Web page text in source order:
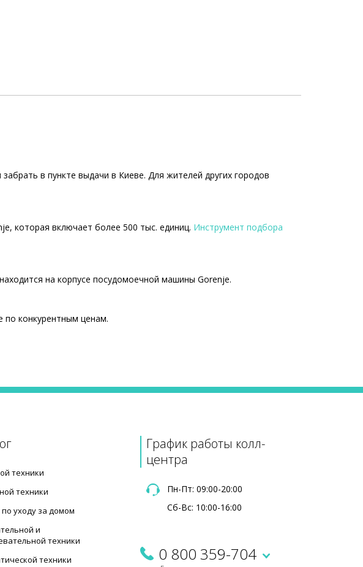
в пункте выдачи в Киеве. Для жителей других городов
которая включает более 500 тыс. единиц. Инструмент подбора
на корпусе посудомоечной машины Gorenje.
конкурентным ценам.
4670 ₴
техники
техники
уходу за домом
и
техники
техники
График работы колл-
центра
Пн-Пт: 09:00-20:00
Сб-Вс: 10:00-16:00
0 800 359-704